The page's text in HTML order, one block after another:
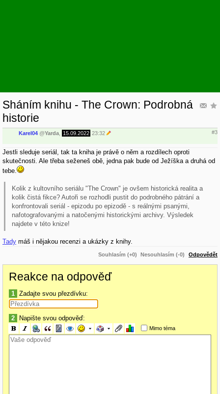
Sháním knihu - The Crown: Podrobná
historie
Karel04 @Yarda 15.09.2022 23:32 #3
Jestli sleduje seriál, tak ta kniha je právě o něm a rozdílech oproti
skutečnosti. Ale třeba seženeš obě, jedna pak bude od Ježíška a druhá od
tebe.
Kolik z kultovního seriálu "The Crown" je ovšem historická realita a
kolik čistá fikce? Autoři se rozhodli pustit do podrobného pátrání a
konfrontovali seriál - epizodu po epizodě - s reálnými psanými,
nafotografovanými a natočenými historickými archivy. Výsledek
najdete v této knize!
Tady máš i nějakou recenzi a ukázky z knihy.
Souhlasím (+0) Nesouhlasím (-0) Odpovědět
Reakce na odpověď
1 Zadajte svou přezdívku:
2 Napište svou odpověď:
Mimo téma